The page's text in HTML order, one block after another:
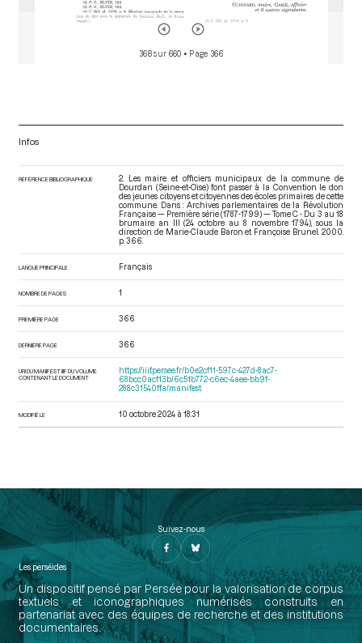
368 sur 660 • Page 366
Infos
RÉFÉRENCE BIBLIOGRAPHIQUE
2. Les maire et officiers municipaux de la commune de
Dourdan (Seine-et-Oise) font passer à la Convention le don
des jeunes citoyens et citoyennes des écoles primaires de cette
commune. Dans : Archives parlementaires de la Révolution
Française — Première série (1787-1799) — Tome C - Du 3 au 18
brumaire an III (24 octobre au 8 novembre 1794) , sous la
direction de Marie-Claude Baron et Françoise Brunel. 2000.
p. 366.
LANGUE PRINCIPALE Français
NOMBRE DE PAGES 1
PREMIÈRE PAGE 366
DERNIÈRE PAGE 366
URI DU MANIFEST IIIF DU VOLUME
CONTENANT LE DOCUMENT
https://iiif.persee.fr/b0e2cf11-597c-427d-8ac7-
68bcc0acf13b/6c51b772-c6ec-4aee-bb9f-
288c31540ffa/manifest
MODIFIÉ LE 10 octobre 2024 à 18:31
Suivez-nous
Les perséides
Un dispositif pensé par Persée pour la valorisation de corpus
textuels et iconographiques numérisés construits en
partenariat avec des équipes de recherche et des institutions
documentaires.